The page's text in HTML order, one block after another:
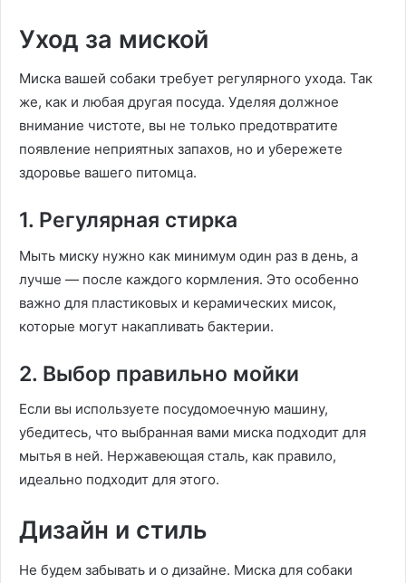
Уход за миской
Миска вашей собаки требует регулярного ухода. Так
же, как и любая другая посуда. Уделяя должное
внимание чистоте, вы не только предотвратите
появление неприятных запахов, но и убережете
здоровье вашего питомца.
1. Регулярная стирка
Мыть миску нужно как минимум один раз в день, а
лучше — после каждого кормления. Это особенно
важно для пластиковых и керамических мисок,
которые могут накапливать бактерии.
2. Выбор правильно мойки
Если вы используете посудомоечную машину,
убедитесь, что выбранная вами миска подходит для
мытья в ней. Нержавеющая сталь, как правило,
идеально подходит для этого.
Дизайн и стиль
Не будем забывать и о дизайне. Миска для собаки